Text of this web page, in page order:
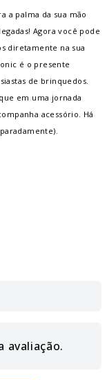
a palma da sua mão
Agora você pode
diretamente na sua
é o presente
de brinquedos.
em uma jornada
acessório. Há
avaliação.